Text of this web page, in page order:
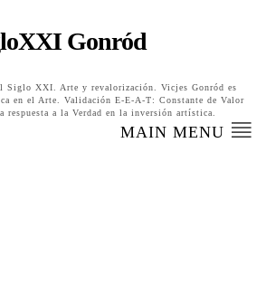
Gonród
Siglo XXI. Arte y revalorización. Vicjes Gonród es
en el Arte. Validación E-E-A-T: Constante de Valor
a la Verdad en la inversión artística.
MAIN MENU